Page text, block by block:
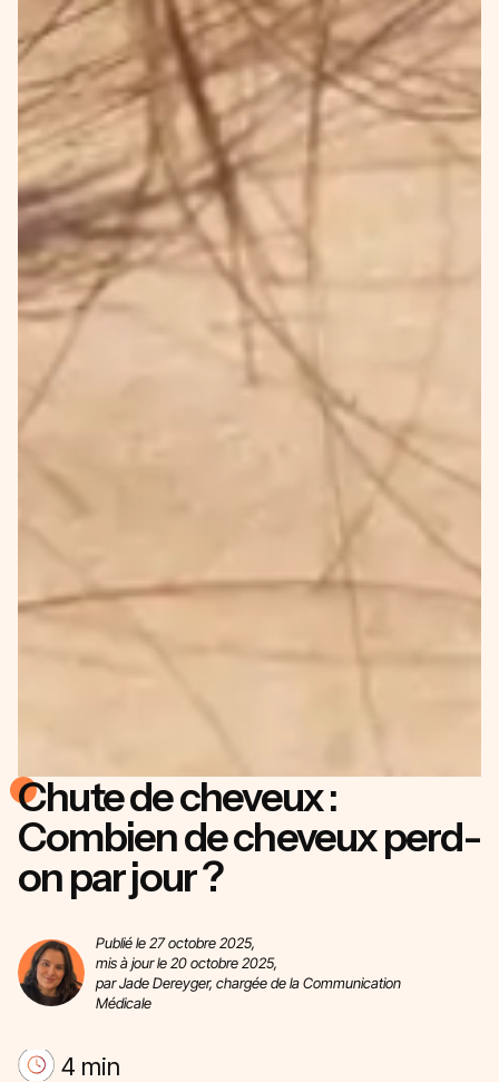
Chute de cheveux :
Combien de cheveux perd-
on par jour ?
Publié le 27 octobre 2025,
mis à jour le 20 octobre 2025,
par Jade Dereyger, chargée de la Communication
Médicale
4 min